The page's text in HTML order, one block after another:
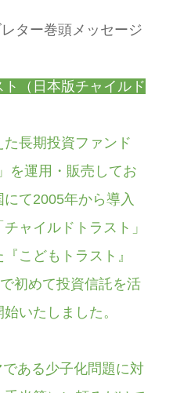
ター巻頭メッセージ
（日本版チャイルド
長期投資ファンド
を運用・販売してお
て2005年から導入
ャイルドトラスト」
こどもトラスト』
初めて投資信託を活
いたしました。
ある少子化問題に対